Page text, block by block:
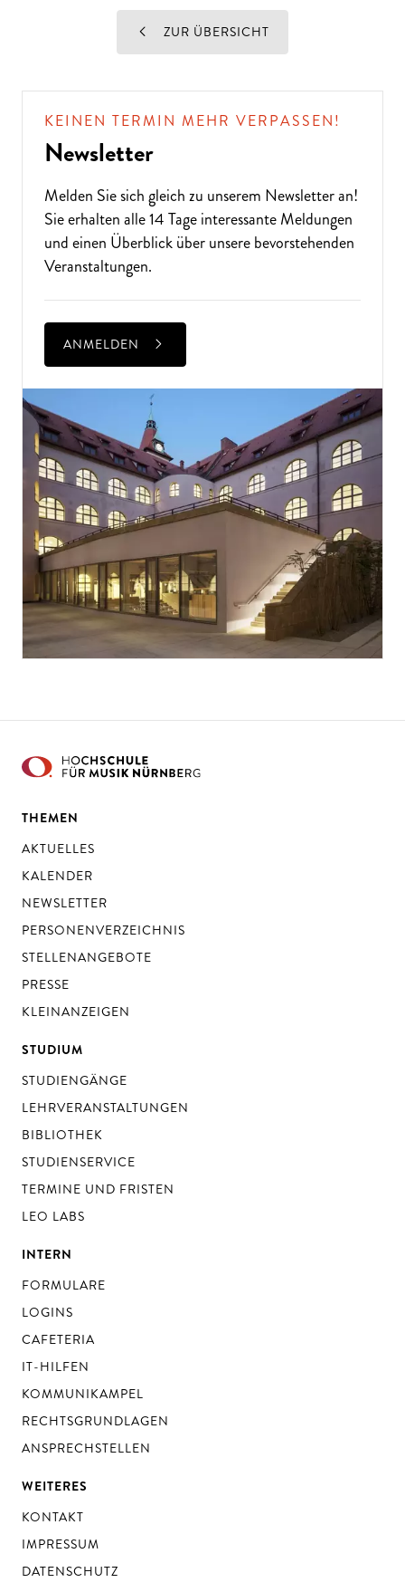
ZUR ÜBERSICHT
KEINEN TERMIN MEHR VERPASSEN!
Newsletter
Melden Sie sich gleich zu unserem Newsletteran!
Sie erhalten alle 14 Tage interessante Meldungen
und einen Überblick über unsere bevorstehenden
Veranstaltungen.
ANMELDEN
THEMEN
AKTUELLES
KALENDER
NEWSLETTER
PERSONENVERZEICHNIS
STELLENANGEBOTE
PRESSE
KLEINANZEIGEN
STUDIUM
STUDIENGÄNGE
LEHRVERANSTALTUNGEN
BIBLIOTHEK
STUDIENSERVICE
TERMINE UND FRISTEN
LEO LABS
INTERN
FORMULARE
LOGINS
CAFETERIA
IT-HILFEN
KOMMUNIKAMPEL
RECHTSGRUNDLAGEN
ANSPRECHSTELLEN
WEITERES
KONTAKT
IMPRESSUM
DATENSCHUTZ